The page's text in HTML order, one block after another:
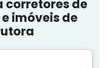
corretores de
imóveis de